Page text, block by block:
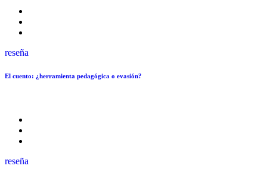
reseña
El cuento: ¿herramienta pedagógica o evasión?
reseña